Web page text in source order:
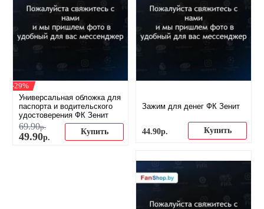
-29%
Универсальная обложка для
паспорта и водительского
удостоверения ФК Зенит
69.90р.
49.90р.
Купить
Зажим для денег ФК Зенит
44.90р. Купить